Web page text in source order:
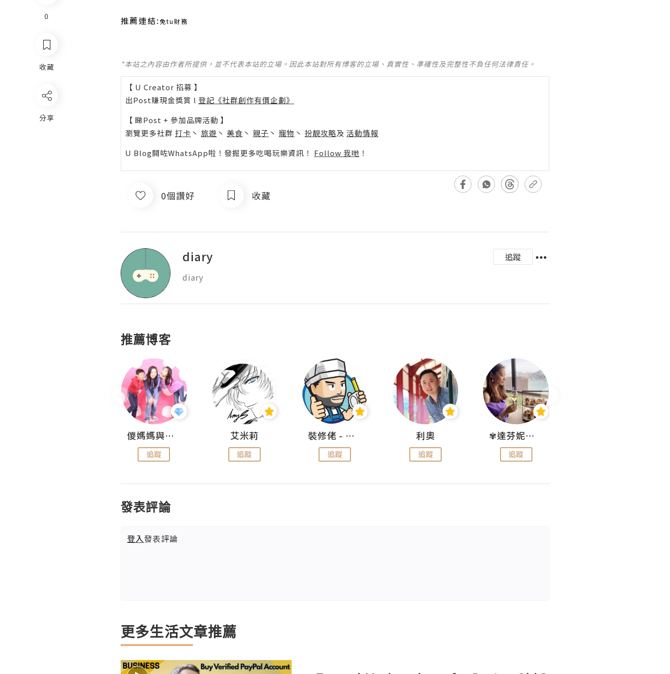
0
收藏
分享
推薦連結:免tu財務
*本站之內容由作者所提供，並不代表本站的立場。因此本站對所有博客的立場、真實性、準確性及完整性不負任何法律責任。
【 U Creator 招募 】
出Post賺現金獎賞 l 登記《社群創作有價企劃》
【 睇Post + 參加品牌活動 】
瀏覽更多社群 打卡 丶 旅遊 丶 美食 丶 親子 丶 寵物 丶 扮靚攻略及 活動情報
U Blog開咗WhatsApp啦！發掘更多吃喝玩樂資訊！ Follow 我哋 ！
0個讚好 收藏
diary
追蹤
diary
推薦博客
儍媽媽與兩隻小魔怪之家
追蹤
艾米莉
追蹤
裝修佬 - 香港一站式網上裝修平台
追蹤
利奧
追蹤
✾達芬妮•愛孩子•愛生活✾
追蹤
發表評論
登入發表評論
更多生活文章推薦